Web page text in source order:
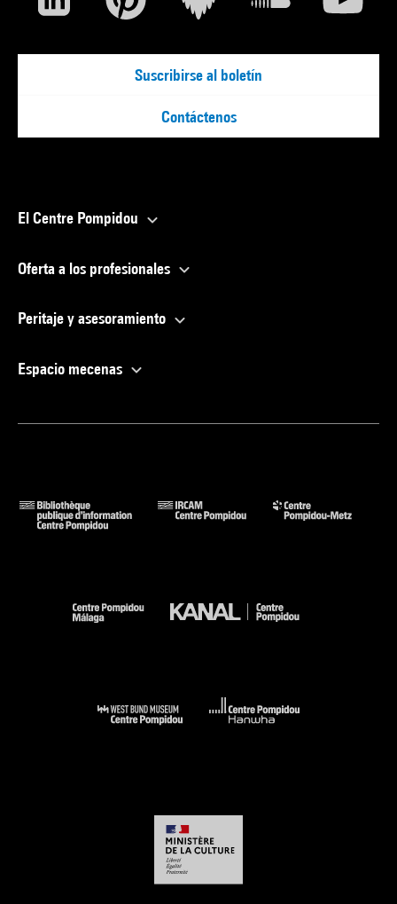
Suscribirse al boletín
Contáctenos
El Centre Pompidou
Oferta a los profesionales
Peritaje y asesoramiento
Espacio mecenas